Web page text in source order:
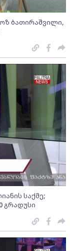
ბათირაშვილი,
საქმე;
გრადუსი